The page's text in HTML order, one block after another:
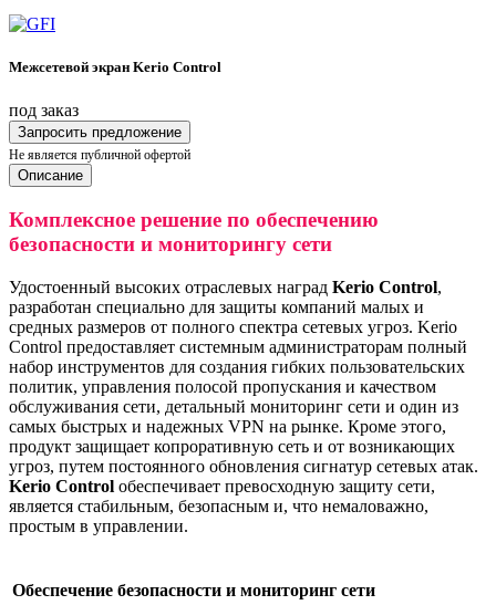
Межсетевой экран Kerio Control
под заказ
Запросить предложение
Не является публичной офертой
Описание
Комплексное решение по обеспечению
безопасности и мониторингу сети
Удостоенный высоких отраслевых наград Kerio Control,
разработан специально для защиты компаний малых и
средных размеров от полного спектра сетевых угроз. Kerio
Control предоставляет системным администраторам полный
набор инструментов для создания гибких пользовательских
политик, управления полосой пропускания и качеством
обслуживания сети, детальный мониторинг сети и один из
самых быстрых и надежных VPN на рынке. Кроме этого,
продукт защищает копроративную сеть и от возникающих
угроз, путем постоянного обновления сигнатур сетевых атак.
Kerio Control обеспечивает превосходную защиту сети,
является стабильным, безопасным и, что немаловажно,
простым в управлении.
Обеспечение безопасности и мониторинг сети